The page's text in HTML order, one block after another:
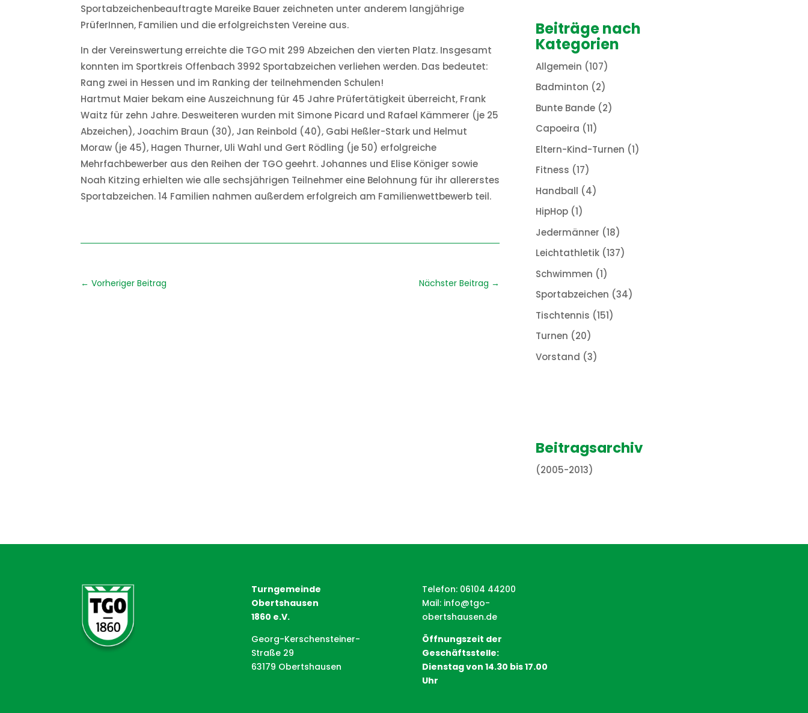
Sportabzeichenbeauftragte Mareike Bauer zeichneten unter anderem langjährige
PrüferInnen, Familien und die erfolgreichsten Vereine aus.
In der Vereinswertung erreichte die TGO mit 299 Abzeichen den vierten Platz. Insgesamt
konnten im Sportkreis Offenbach 3992 Sportabzeichen verliehen werden. Das bedeutet:
Rang zwei in Hessen und im Ranking der teilnehmenden Schulen!
Hartmut Maier bekam eine Auszeichnung für 45 Jahre Prüfertätigkeit überreicht, Frank
Waitz für zehn Jahre. Desweiteren wurden mit Simone Picard und Rafael Kämmerer (je 25
Abzeichen), Joachim Braun (30), Jan Reinbold (40), Gabi Heßler-Stark und Helmut
Moraw (je 45), Hagen Thurner, Uli Wahl und Gert Rödling (je 50) erfolgreiche
Mehrfachbewerber aus den Reihen der TGO geehrt. Johannes und Elise Königer sowie
Noah Kitzing erhielten wie alle sechsjährigen Teilnehmer eine Belohnung für ihr allererstes
Sportabzeichen. 14 Familien nahmen außerdem erfolgreich am Familienwettbewerb teil.
←Vorheriger Beitrag Nächster Beitrag →
Beiträge nach
Kategorien
Allgemein (107)
Badminton (2)
Bunte Bande(2)
Capoeira (11)
Eltern-Kind-Turnen (1)
Fitness (17)
Handball (4)
HipHop(1)
Jedermänner (18)
Leichtathletik(137)
Schwimmen (1)
Sportabzeichen (34)
Tischtennis (151)
Turnen (20)
Vorstand (3)
Beitragsarchiv
(2005-2013)
Turngemeinde
Obertshausen
1860 e.V.
Georg-Kerschensteiner-
Straße 29
63179 Obertshausen
Telefon: 06104 44200
Mail: info@tgo-
obertshausen.de
Öffnungszeit der
Geschäftsstelle:
Dienstag von 14.30 bis 17.00
Uhr